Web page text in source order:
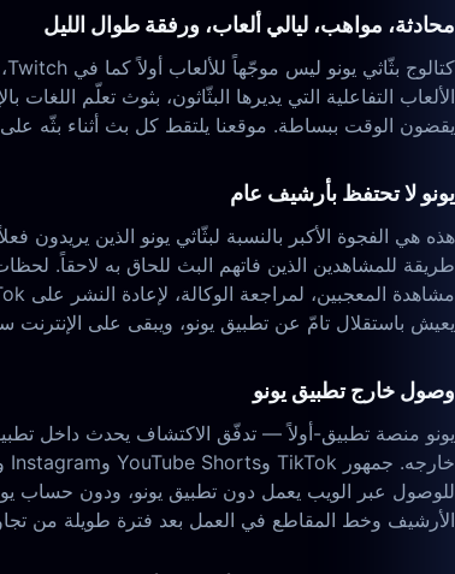
محادثة، مواهب، ليالي ألعاب، ورفقة طوال الليل
الألعاب التفاعلية التي يديرها البثّاثون، بثوث تعلّم
يقضون الوقت ببساطة. موقعنا يلتقط كل بث أثناء بثّه
يونو لا تحتفظ بأرشيف عام
يعيش باستقلال تامّ عن تطبيق يونو، ويبقى على
وصول خارج تطبيق يونو
يونو منصة تطبيق-أولاً — تدفّق الاكتشاف يحدث داخل
الأرشيف وخط المقاطع في العمل بعد فترة طويلة من